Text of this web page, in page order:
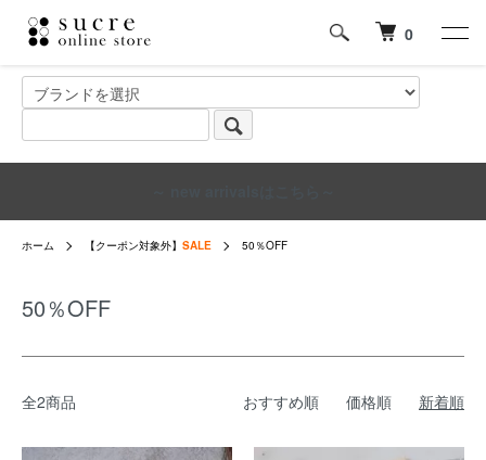
0
ホーム 【クーポン対象外】 SALE 50％OFF
50％OFF
全2商品 おすすめ順 価格順 新着順